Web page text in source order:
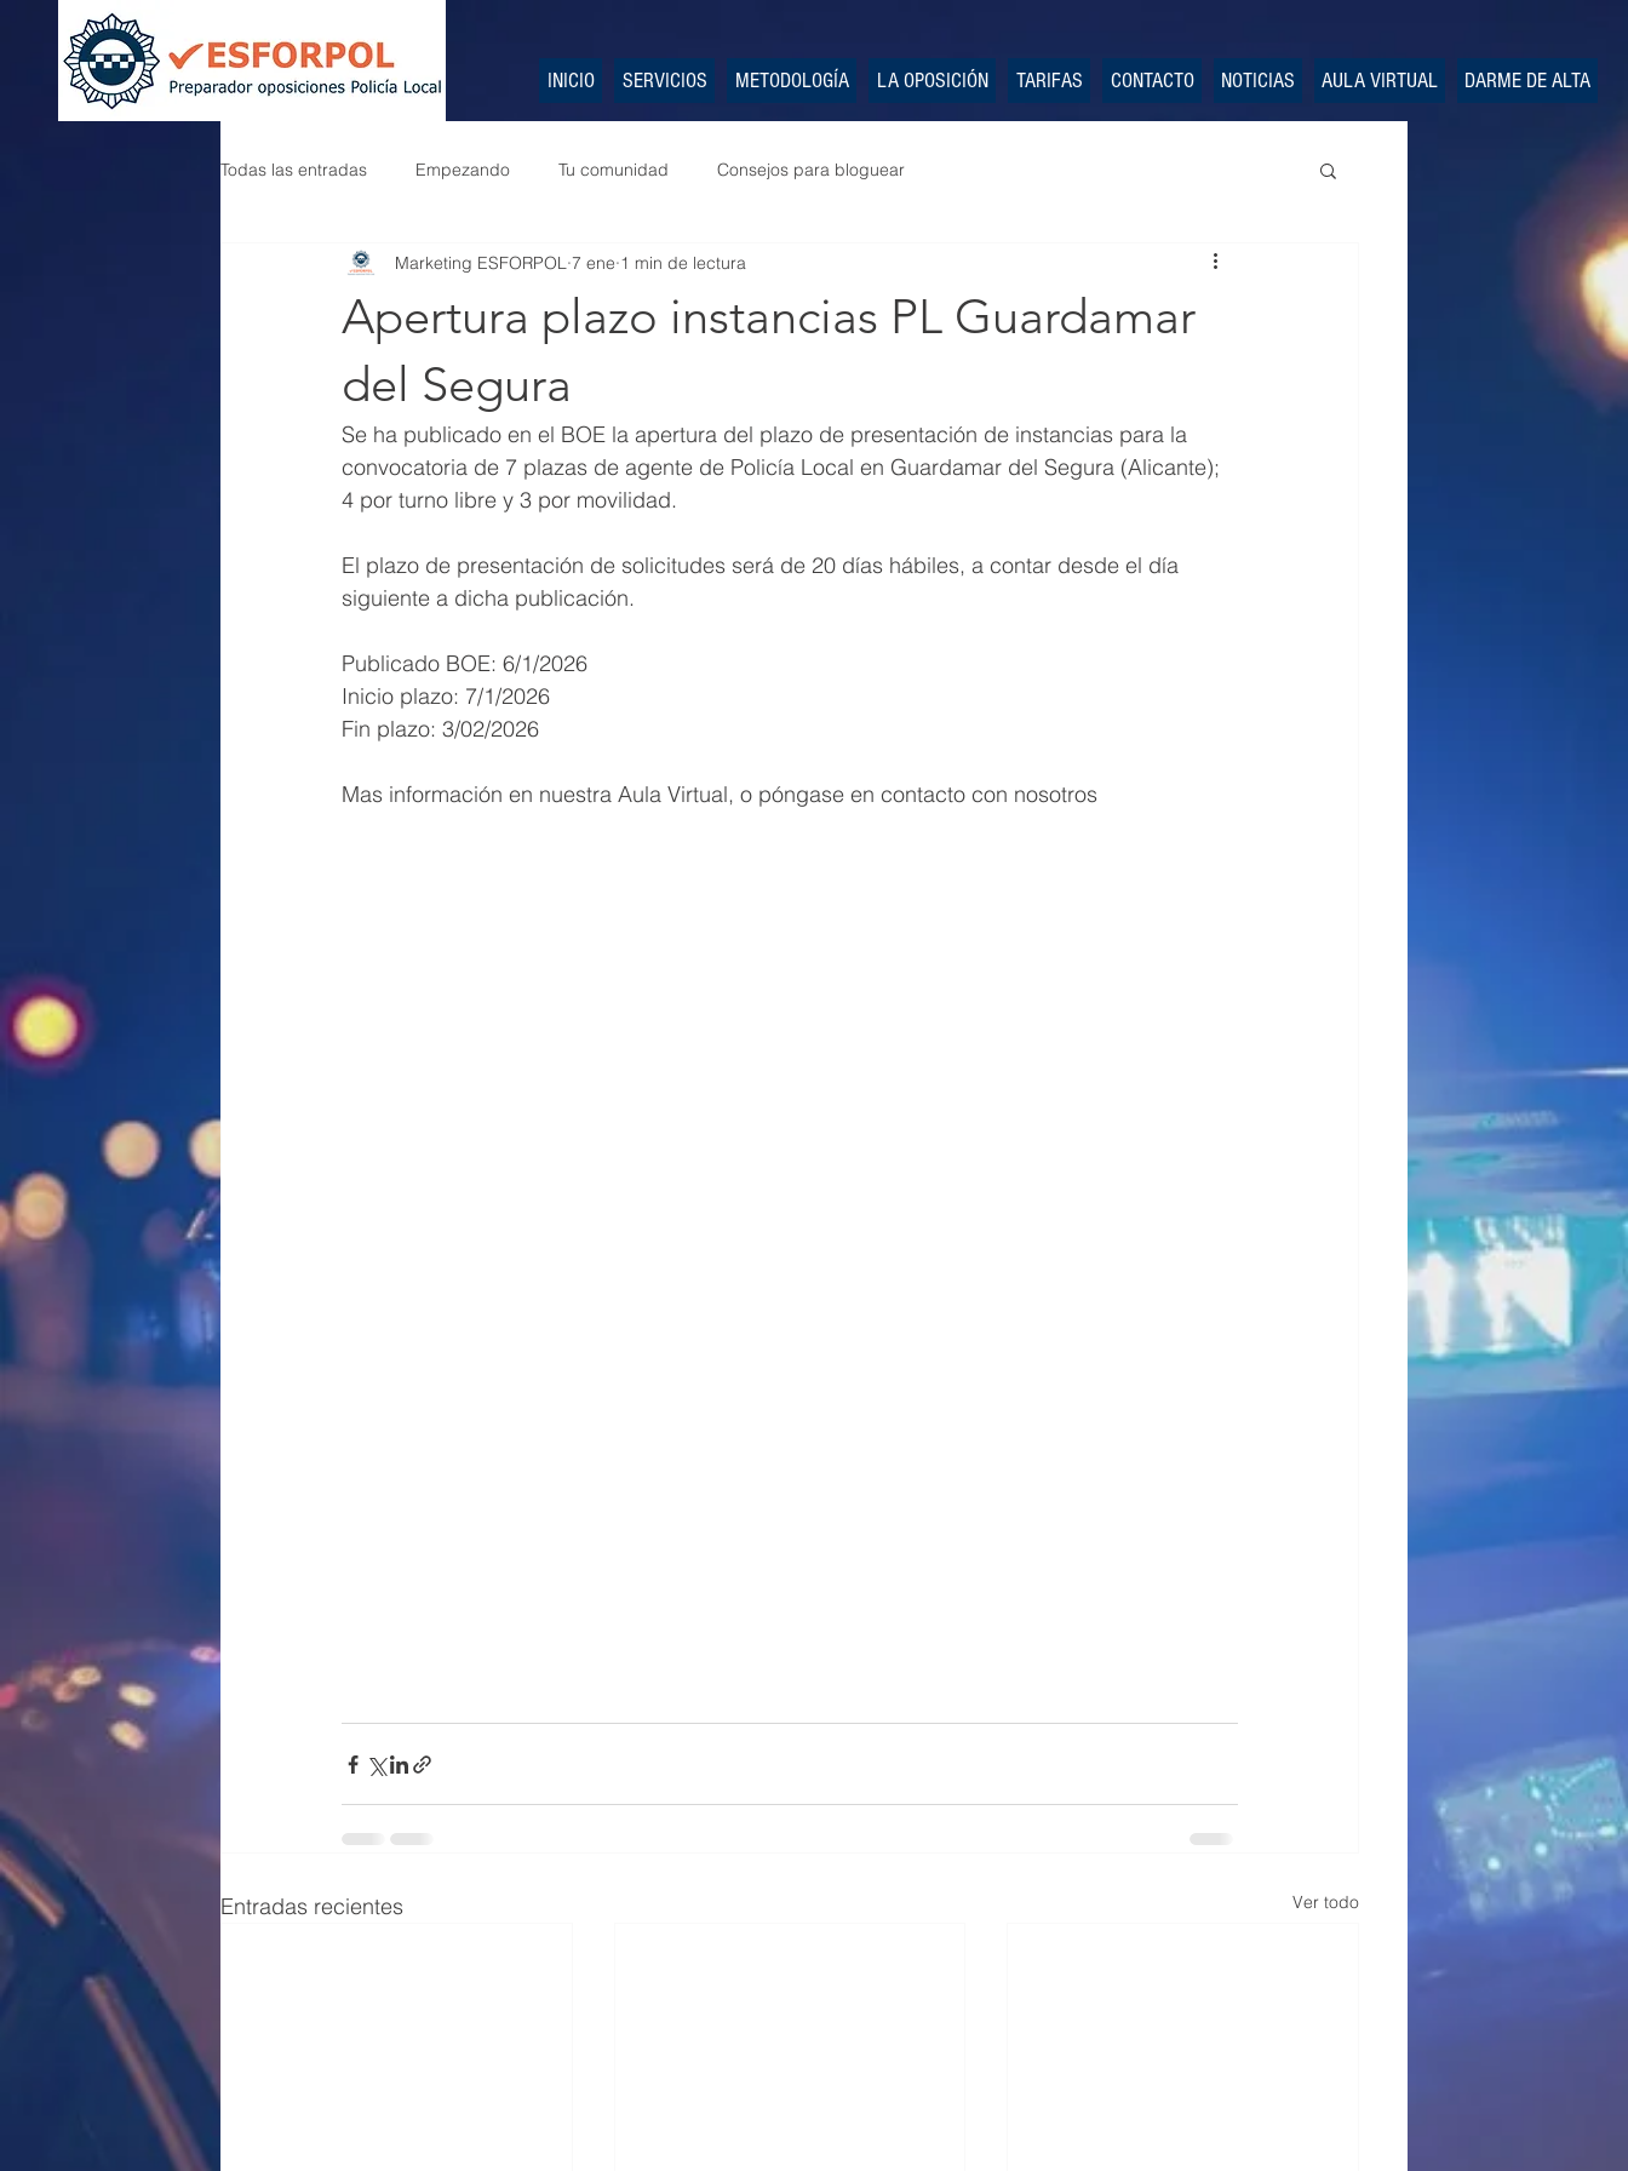
INICIO SERVICIOS METODOLOGÍA LA OPOSICIÓN TARIFAS CONTACTO NOTICIAS AULA VIRTUAL DARME DE ALTA
Todas las entradas Empezando Tu comunidad Consejos para bloguear
Apertura plazo instancias PL Guardamar
del Segura
Marketing ESFORPOL 7 ene 1 min de lectura
Se ha publicado en el BOE la apertura del plazo de presentación de instancias para la
convocatoria de 7 plazas de agente de Policía Local en Guardamar del Segura (Alicante);
4 por turno libre y 3 por movilidad.
El plazo de presentación de solicitudes será de 20 días hábiles, a contar desde el día
siguiente a dicha publicación.
Publicado BOE: 6/1/2026
Inicio plazo: 7/1/2026
Fin plazo: 3/02/2026
Mas información en nuestra Aula Virtual, o póngase en contacto con nosotros
Entradas recientes Ver todo